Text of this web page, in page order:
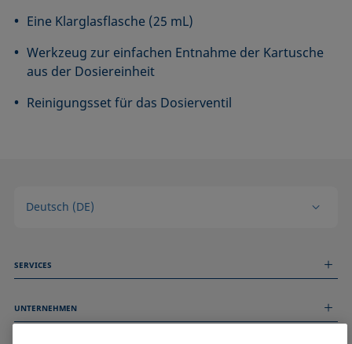
Eine Klarglasflasche (25 mL)
Werkzeug zur einfachen Entnahme der Kartusche
aus der Dosiereinheit
Reinigungsset für das Dosierventil
Deutsch (DE)
SERVICES
Technischer Service
UNTERNEHMEN